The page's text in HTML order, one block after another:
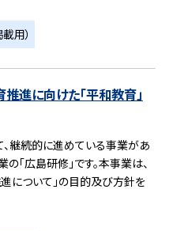
用）
進に向けた「平和教育」
継続的に進めている事業があ
「広島研修」です。本事業は、
について」の目的及び方針を